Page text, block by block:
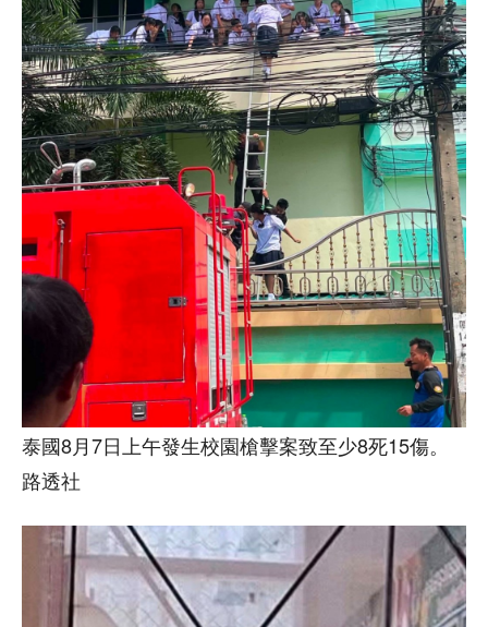
泰國8月7日上午發生校園槍擊案致至少8死15傷。
路透社